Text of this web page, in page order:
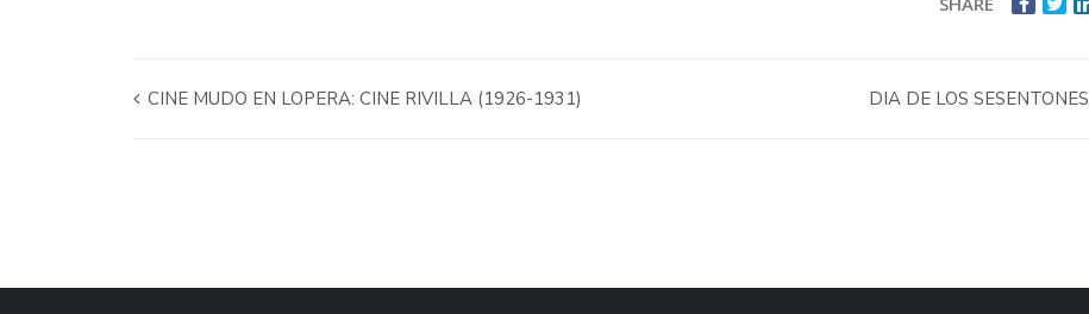
CINE MUDO EN LOPERA: CINE RIVILLA (1926-1931) DIA DE LOS SESENTONES